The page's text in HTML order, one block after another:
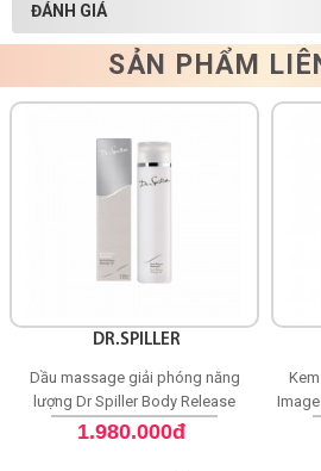
ĐÁNH GIÁ
SẢN PHẨM
DR.SPILLER
Dầu massage giải phóng năng
lượng Dr Spiller Body Release
Massage Oil
1.980.000đ